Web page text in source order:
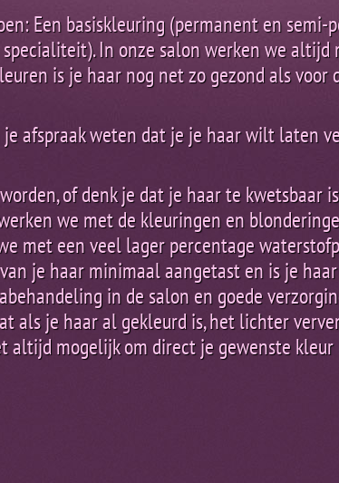
Een basiskleuring (permanent en
In onze salon werken we
is je haar nog net zo gezond als voor
afspraak weten dat je je haar wilt laten
of denk je dat je haar te kwetsbaar
we met de kleuringen en
met een veel lager percentage
je haar minimaal aangetast en is je
in de salon en goede
als je haar al gekleurd is, het lichter
altijd mogelijk om direct je gewenste